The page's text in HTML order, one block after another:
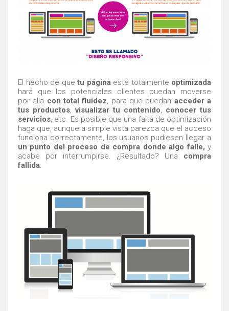
El hecho de que tu páginaesté totalmente optimizada
hará que los potenciales clientes puedan moverse
por ella con total fluidez, para que puedan acceder a
tus productos,visualizar tu contenido, conocer tus
servicios, etc. Es posible que una falta de optimización
haga que, aunque a simple vista parezca que el acceso
funciona correctamente, los usuarios pudiesen llegar a
un punto del proceso de compra donde algo falle, y
acabe por interrumpirse. ¿Resultado? Una compra
fallida.